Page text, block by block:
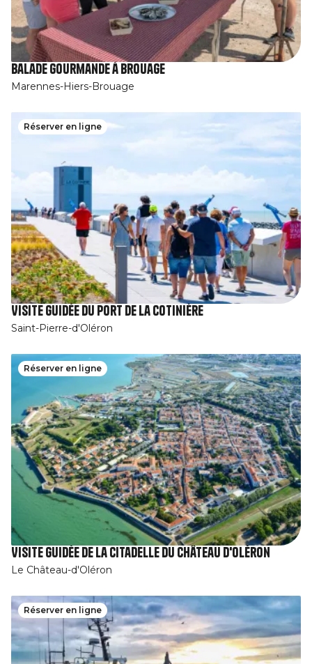
Balade gourmande à Brouage
Marennes-Hiers-Brouage
Réserver en ligne
Visite guidée du port de la Cotinière
Saint-Pierre-d'Oléron
Réserver en ligne
Visite guidée de la Citadelle du Château d'Oléron
Le Château-d'Oléron
Réserver en ligne